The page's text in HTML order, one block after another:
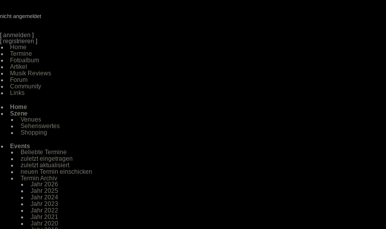
nicht angemeldet
[anmelden ]
[registrieren ]
Home
Termine
Fotoalbum
Artikel
Musik Reviews
Forum
Community
Links
Home
Szene
Venues
Sehenswertes
Shopping
Events
Beliebte Termine
zuletzt eingetragen
zuletzt aktualisiert
neuen Termin einschicken
Termin Archiv
Jahr 2026
Jahr 2025
Jahr 2024
Jahr 2023
Jahr 2022
Jahr 2021
Jahr 2020